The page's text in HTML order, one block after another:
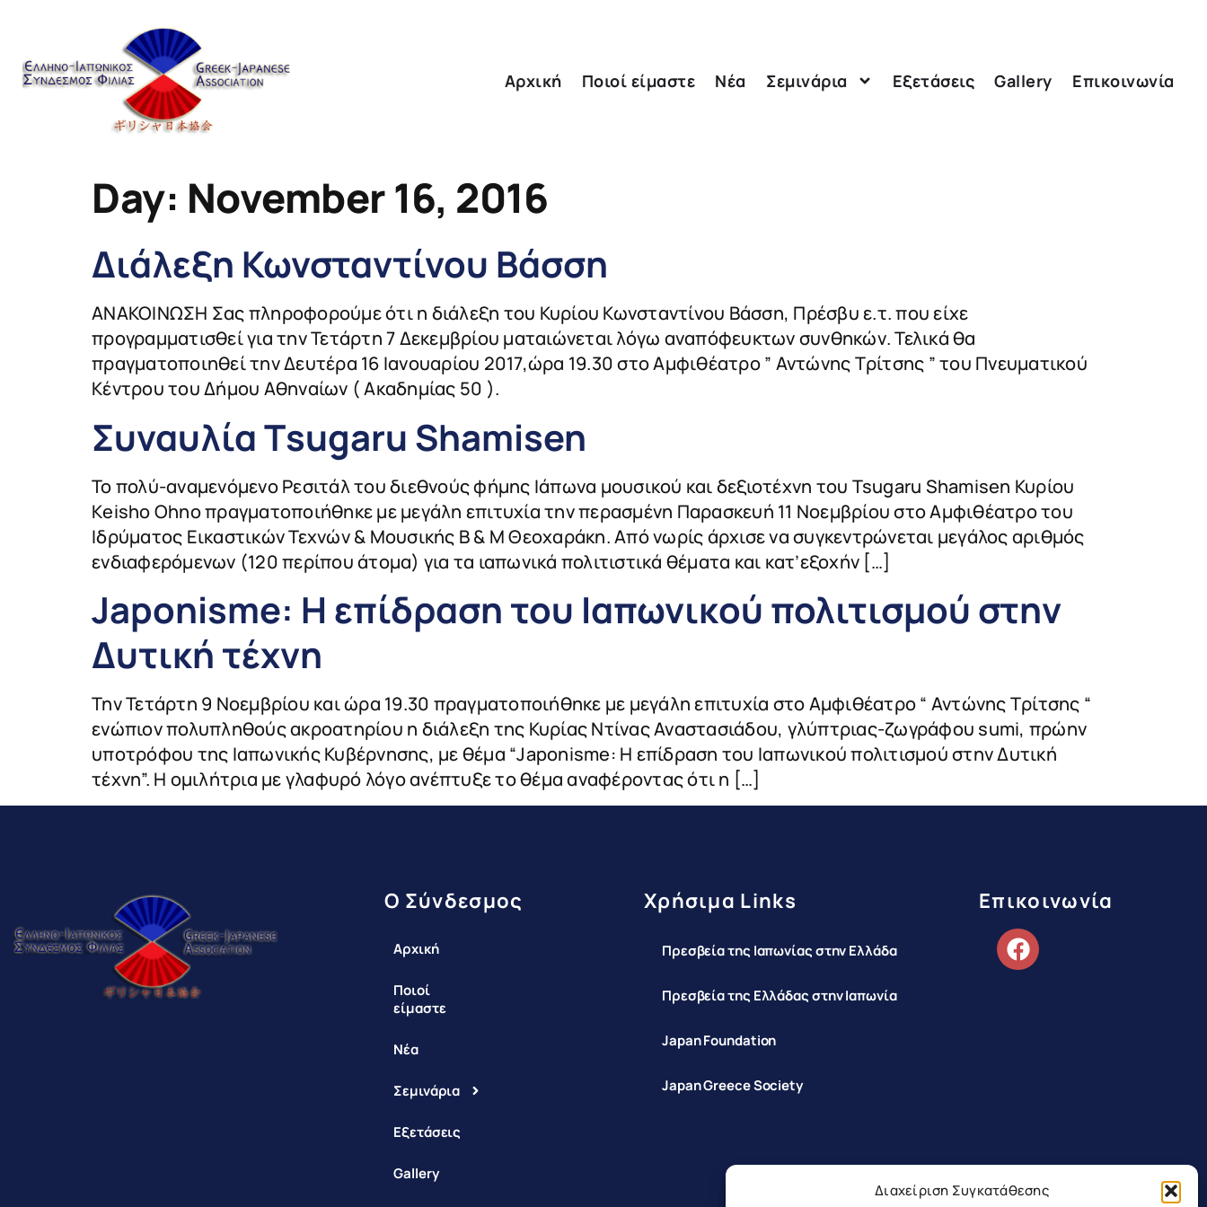
Διαχείριση Συγκατάθεσης
Αρχική Ποιοί είμαστε Νέα Σεμινάρια Εξετάσεις Gallery Επικοινωνία
Day: November 16, 2016
Διάλεξη Κωνσταντίνου Βάσση
ΑΝΑΚΟΙΝΩΣΗ Σας πληροφορούμε ότι η διάλεξη του Κυρίου Κωνσταντίνου Βάσση, Πρέσβυ ε.τ. που είχε
προγραμματισθεί για την Τετάρτη 7 Δεκεμβρίου ματαιώνεται λόγω αναπόφευκτων συνθηκών. Τελικά θα
πραγματοποιηθεί την Δευτέρα 16 Ιανουαρίου 2017,ώρα 19.30 στο Αμφιθέατρο ” Αντώνης Τρίτσης ” του Πνευματικού
Κέντρου του Δήμου Αθηναίων ( Ακαδημίας 50 ).
Συναυλία Τsugaru Shamisen
Το πολύ-αναμενόμενο Ρεσιτάλ του διεθνούς φήμης Ιάπωνα μουσικού και δεξιοτέχνη του Tsugaru Shamisen Κυρίου
Κeisho Ohno πραγματοποιήθηκε με μεγάλη επιτυχία την περασμένη Παρασκευή 11 Νοεμβρίου στο Αμφιθέατρο του
Ιδρύματος Εικαστικών Τεχνών & Μουσικής Β & Μ Θεοχαράκη. Από νωρίς άρχισε να συγκεντρώνεται μεγάλος αριθμός
ενδιαφερόμενων (120 περίπου άτομα) για τα ιαπωνικά πολιτιστικά θέματα και κατ’εξοχήν […]
Japonisme: Η επίδραση του Ιαπωνικού πολιτισμού στην
Δυτική τέχνη
Την Τετάρτη 9 Νοεμβρίου και ώρα 19.30 πραγματοποιήθηκε με μεγάλη επιτυχία στο Αμφιθέατρο “ Αντώνης Τρίτσης “
ενώπιον πολυπληθούς ακροατηρίου η διάλεξη της Κυρίας Ντίνας Αναστασιάδου, γλύπτριας-ζωγράφου sumi, πρώην
υποτρόφου της Ιαπωνικής Κυβέρνησης, με θέμα “Japonisme: Η επίδραση του Ιαπωνικού πολιτισμού στην Δυτική
τέχνη”. H ομιλήτρια με γλαφυρό λόγο ανέπτυξε το θέμα αναφέροντας ότι η […]
Ο Σύνδεσμος
Αρχική
Ποιοί
είμαστε
Νέα
Σεμινάρια
Εξετάσεις
Gallery
Χρήσιμα Links
Πρεσβεία της Ιαπωνίας στην Ελλάδα
Πρεσβεία της Ελλάδας στην Ιαπωνία
Japan Foundation
Japan Greece Society
Επικοινωνία